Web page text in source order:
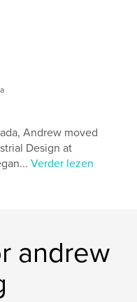
Andrew moved
Design at
Verder lezen
andrew